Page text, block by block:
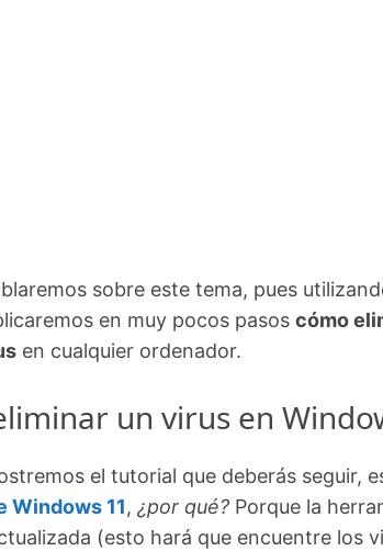
sobre este tema, pues
en muy pocos pasos cómo
en cualquier ordenador.
un virus en
el tutorial que deberás seguir,
Windows 11, ¿por qué? Porque la
(esto hará que encuentre los